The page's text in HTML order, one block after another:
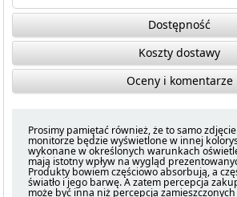
Dostępność
Koszty dostawy
Oceny i komentarze
Prosimy pamiętać również, że to samo
monitorze będzie wyświetlone w innej
wykonane w określonych warunkach
mają istotny wpływ na wygląd
Produkty bowiem częściowo absorbują, a
światło i jego barwę. A zatem percepcja
może być inna niż percepcja